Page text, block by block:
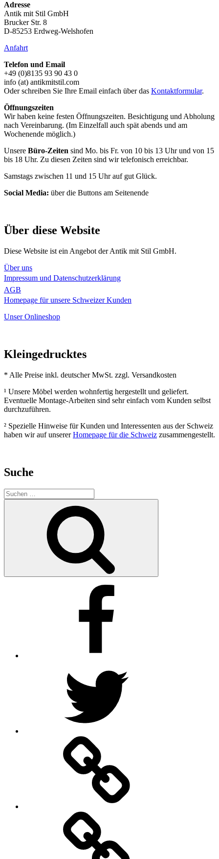
Adresse
Antik mit Stil GmbH
Brucker Str. 8
D-85253 Erdweg-Welshofen
Anfahrt
Telefon und Email
+49 (0)8135 93 90 43 0
info (at) antikmitstil.com
Oder schreiben Sie Ihre Email einfach über das Kontaktformular.
Öffnungszeiten
Wir haben keine festen Öffnungszeiten. Besichtigung und Abholung
nach Vereinbarung. (Im Einzelfall auch spät abends und am
Wochenende möglich.)
Unsere Büro-Zeiten sind Mo. bis Fr. von 10 bis 13 Uhr und von 15
bis 18 Uhr. Zu diesen Zeiten sind wir telefonisch erreichbar.
Samstags zwischen 11 und 15 Uhr auf gut Glück.
Social Media: über die Buttons am Seitenende
Über diese Website
Diese Website ist ein Angebot der Antik mit Stil GmbH.
Über uns
Impressum und Datenschutzerklärung
AGB
Homepage für unsere Schweizer Kunden
Unser Onlineshop
Kleingedrucktes
* Alle Preise inkl. deutscher MwSt. zzgl. Versandkosten
¹ Unsere Möbel werden wohnfertig hergestellt und geliefert.
Eventuelle Montage-Arbeiten sind sehr einfach vom Kunden selbst
durchzuführen.
² Spezielle Hinweise für Kunden und Interessenten aus der Schweiz
haben wir auf unsererHomepage für die Schweiz zusammengestellt.
Suche
Suchen
nach: